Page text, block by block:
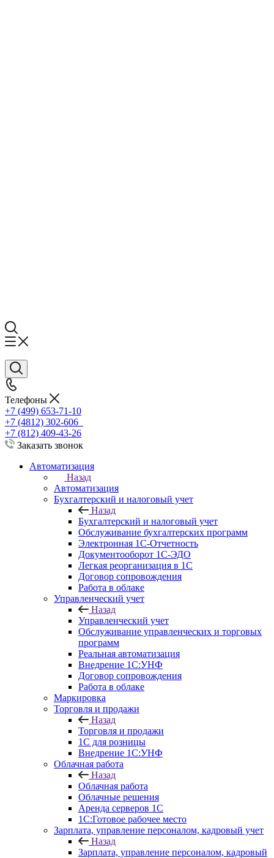
Телефоны
+7 (499) 653-71-10
+7 (4812) 302-606
+7 (812) 409-43-26
Заказать звонок
Автоматизация
Назад
Автоматизация
Бухгалтерский и налоговый учет
Назад
Бухгалтерский и налоговый учет
Обслуживание бухгалтерских программ
Электронная 1С-Отчетность
Документооборот 1С-ЭДО
Легкая реорганизация в 1С
Договор сопровождения
Работа в облаке
Управленческий учет
Назад
Управленческий учет
Обслуживание управленческих и торговых
программ
Реальная автоматизация
Внедрение 1С:УНФ
Договор сопровождения
Работа в облаке
Маркировка
Торговля и продажи
Назад
Торговля и продажи
1С для розницы
Внедрение 1С:УНФ
Облачная работа
Назад
Облачная работа
Облачные решения
Аренда серверов 1С
1C:Готовое рабочее место
Зарплата, управление персоналом, кадровый учет
Назад
Зарплата, управление персоналом, кадровый